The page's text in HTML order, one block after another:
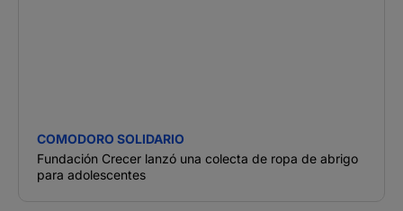
COMODORO SOLIDARIO
Fundación Crecer lanzó una colecta de ropa de abrigo
para adolescentes